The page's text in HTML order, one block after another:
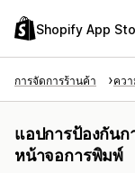
Shopify App
การจัดการร้านค้า คว
แอปการป้องกันก
หน้าจอการพิมพ์